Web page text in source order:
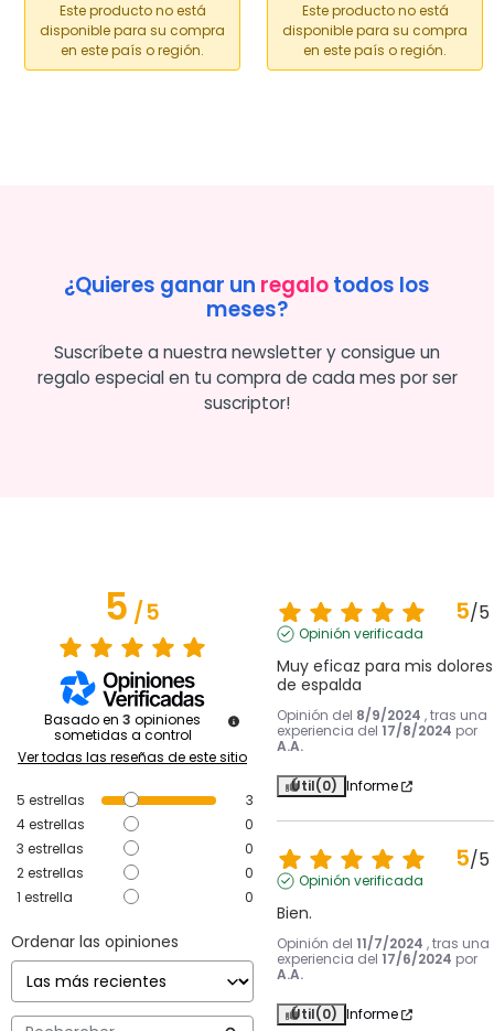
Este producto no está
disponible para su compra
en este país o región.
Este producto no está
disponible para su compra
en este país o región.
¿Quieres ganar un regalotodos los
meses?
Suscríbete a nuestra newsletter y consigue un
regalo especial en tu compra de cada mes por ser
suscriptor!
5/5
Basado en 3 opiniones
sometidas a control
Ver todas las reseñas de este sitio
5 estrellas
3
4estrellas
0
3 estrellas
0
2estrellas
0
1 estrella 0
Ordenar las opiniones
5/5
Opinión verificada
Muy eficaz para mis dolores
de espalda
Opinión del 8/9/2024 , tras una
experiencia del 17/8/2024 por
A.A.
Útil(0) Informe
5/5
Opinión verificada
Bien.
Opinión del 11/7/2024 , tras una
experiencia del 17/6/2024 por
A.A.
Útil(0) Informe